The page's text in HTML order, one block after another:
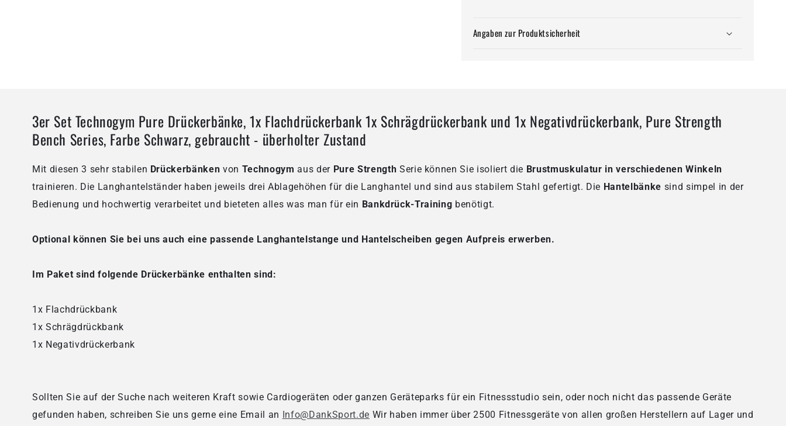
Angaben zur Produktsicherheit
3er Set Technogym Pure Drückerbänke, 1x Flachdrückerbank 1x Schrägdrückerbank und 1x Negativdrückerbank, Pure Strength
Bench Series, Farbe Schwarz, gebraucht - überholter Zustand
Mit diesen 3 sehr stabilen Drückerbänken von Technogym aus derPure Strength Serie können Sie isoliert die Brustmuskulatur in verschiedenen Winkeln
trainieren. Die Langhantelständer haben jeweils drei Ablagehöhen für die Langhantel und sind aus stabilem Stahl gefertigt. Die Hantelbänke sind simpel in der
Bedienung und hochwertig verarbeitet und bieteten alles was man für ein Bankdrück-Training benötigt.
Optional können Sie bei uns auch eine passende Langhantelstange und Hantelscheiben gegen Aufpreis erwerben.
Im Paket sind folgende Drückerbänke enthalten sind:
1x Flachdrückbank
1x Schrägdrückbank
1x Negativdrückerbank
Sollten Sie auf der Suche nach weiteren Kraft sowie Cardiogeräten oder ganzen Geräteparks für ein Fitnessstudio sein, oder noch nicht das passende Geräte
gefunden haben, schreiben Sie uns gerne eine Email an
Info@DankSport.de Wir haben immer über 2500 Fitnessgeräte von allen großen Herstellern auf Lager und